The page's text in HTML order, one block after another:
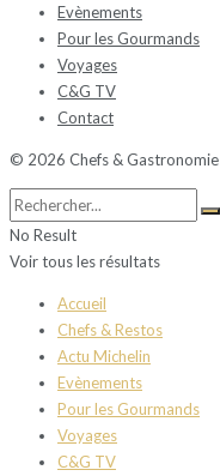
Evènements
Pour les Gourmands
Voyages
C&G TV
Contact
© 2026 Chefs & Gastronomie
No Result
Voir tous les résultats
Accueil
Chefs & Restos
Actu Michelin
Evènements
Pour les Gourmands
Voyages
C&G TV